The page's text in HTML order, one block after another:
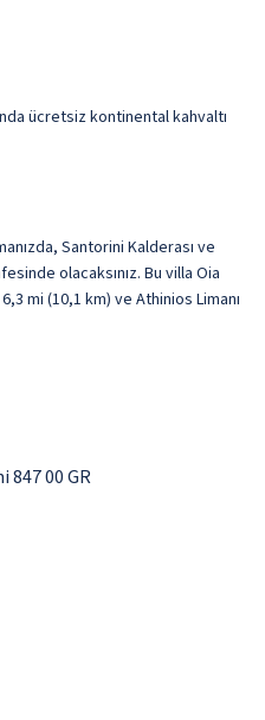
ücretsiz kontinental kahvaltı
Santorini Kalderası ve
olacaksınız. Bu villa Oia
mi (10,1 km) ve Athinios Limanı
847 00 GR